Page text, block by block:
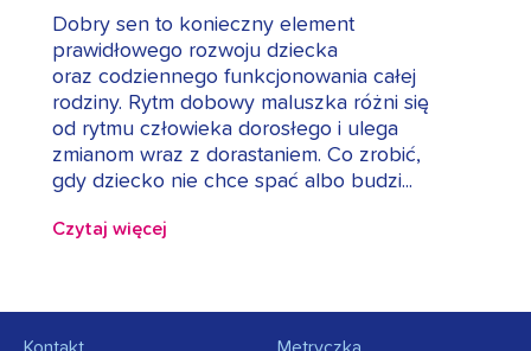
Dobry sen to konieczny element
prawidłowego rozwoju dziecka
oraz codziennego funkcjonowania całej
rodziny. Rytm dobowy maluszka różni się
od rytmu człowieka dorosłego i ulega
zmianom wraz z dorastaniem. Co zrobić,
gdy dziecko nie chce spać albo budzi...
Czytaj więcej